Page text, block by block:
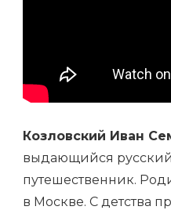
Козловский Иван
выдающийся
путешественник.
в Москве. С детства